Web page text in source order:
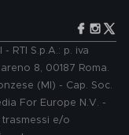
RTI S.p.A.: p. iva
8, 00187 Roma.
(MI) - Cap. Soc.
For Europe N.V. -
e/o